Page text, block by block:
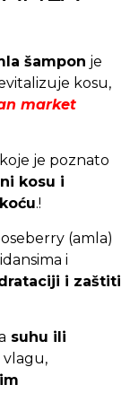
šampon je
kosu,
market
je poznato
kosu i
.!
(amla)
i
i zaštiti
suhu ili
vlagu,